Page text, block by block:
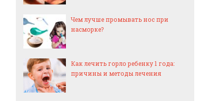
Чем лучше промывать нос при
насморке?
Как лечить горло ребенку 1 года:
причины и методы лечения